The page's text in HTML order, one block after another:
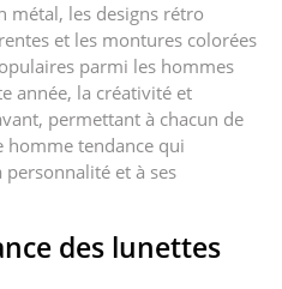
métal, les designs rétro
et les montures colorées
parmi les hommes
année, la créativité et
permettant à chacun de
tendance qui
et à ses
des lunettes